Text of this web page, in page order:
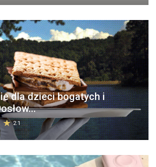
dla dzieci bogatych i
2.1